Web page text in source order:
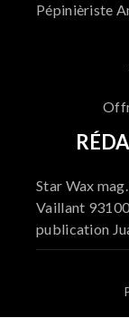
Pépinièriste
Star Wax
Vaillant
publication